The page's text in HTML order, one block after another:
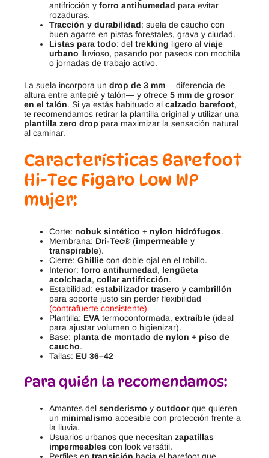
antifricción y forro antihumedad para evitar
rozaduras.
Tracción y durabilidad: suela de caucho con
buen agarre en pistas forestales, grava y ciudad.
Listas para todo: del trekking ligero al viaje
urbano lluvioso, pasando por paseos con mochila
o jornadas de trabajo activo.
La suela incorpora un drop de 3 mm —diferencia de
altura entre antepié y talón— y ofrece 5 mm de grosor
en el talón. Si ya estás habituado al calzado barefoot,
te recomendamos retirar la plantilla original y utilizar una
plantilla zero drop para maximizar la sensación natural
al caminar.
Características Barefoot
Hi-Tec Figaro Low WP
mujer:
Corte: nobuk sintético + nylon hidrófugos.
Membrana: Dri-Tec® (impermeable y
transpirable).
Cierre: Ghillie con doble ojal en el tobillo.
Interior: forro antihumedad, lengüeta
acolchada, collar antifricción.
Estabilidad: estabilizador trasero y cambrillón
para soporte justo sin perder flexibilidad
(contrafuerte consistente)
Plantilla: EVA termoconformada, extraíble (ideal
para ajustar volumen o higienizar).
Base: planta de montado de nylon + piso de
caucho.
Tallas: EU 36–42
Para quién la recomendamos:
Amantes del senderismo y outdoorque quieren
un minimalismo accesible con protección frente a
la lluvia.
Usuarios urbanos que necesitan zapatillas
impermeables con look versátil.